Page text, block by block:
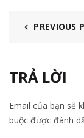
PREVIOUS
TRẢ LỜI
Email của bạn sẽ
buộc được đánh